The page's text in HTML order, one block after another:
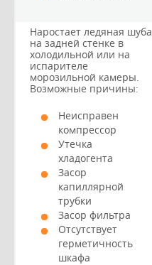
Наростает ледяная шуба
на задней стенке в
холодильной или на
испарителе
морозильной камеры.
Возможные причины:
Неисправен
компрессор
Утечка
хладогента
Засор
капиллярной
трубки
Засор фильтра
Отсутствует
герметичность
шкафа